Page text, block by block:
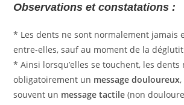
Observations et constatations :
* Les dents ne sont normalement jamais
entre-elles, sauf au moment de la
* Ainsi lorsqu’elles se touchent, les dents
obligatoirement un message douloureux
souvent un message tactile (non